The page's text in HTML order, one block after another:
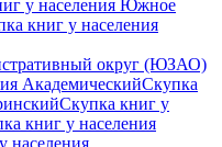
у населения Южное
книг у населения
округ (ЮЗАО)
АкадемическийСкупка
Скупка книг у
книг у населения
населения